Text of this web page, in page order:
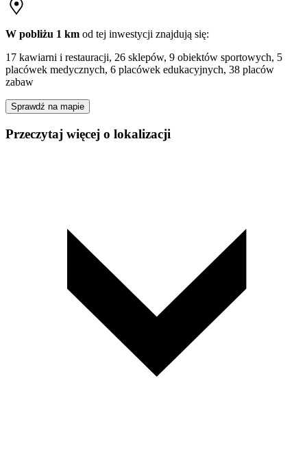
W pobliżu 1 km od tej inwestycji znajdują się:
17 kawiarni i restauracji, 26 sklepów, 9 obiektów sportowych, 5
placówek medycznych, 6 placówek edukacyjnych, 38 placów
zabaw
Sprawdź na mapie
Przeczytaj więcej o lokalizacji